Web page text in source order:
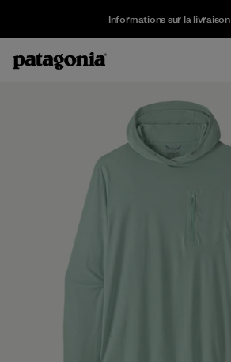
Informations sur la livraison